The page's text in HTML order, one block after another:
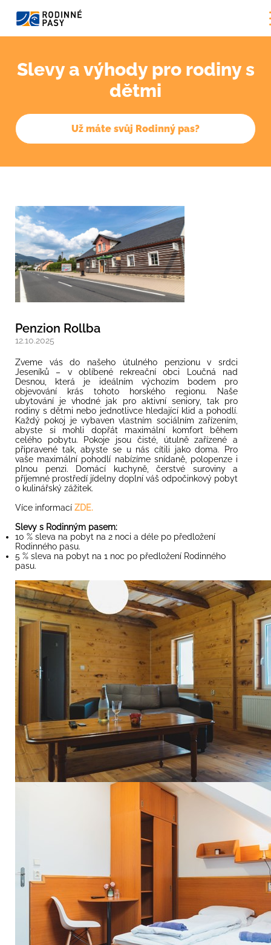
Slevy a výhody pro rodiny s
dětmi
Už máte svůj Rodinný pas?
Penzion Rollba
12.10.2025
Zveme vás do našeho útulného penzionu v srdci
Jeseníků – v oblíbené rekreační obci Loučná nad
Desnou, která je ideálním výchozím bodem pro
objevování krás tohoto horského regionu. Naše
ubytování je vhodné jak pro aktivní seniory, tak pro
rodiny s dětmi nebo jednotlivce hledající klid a pohodlí.
Každý pokoj je vybaven vlastním sociálním zařízením,
abyste si mohli dopřát maximální komfort během
celého pobytu. Pokoje jsou čisté, útulně zařízené a
připravené tak, abyste se u nás cítili jako doma. Pro
vaše maximální pohodlí nabízíme snídaně, polopenze i
plnou penzi. Domácí kuchyně, čerstvé suroviny a
příjemné prostředí jídelny doplní váš odpočinkový pobyt
o kulinářský zážitek.
Více informací ZDE.
Slevy s Rodinným pasem:
10 % sleva na pobyt na 2 noci a déle po předložení
Rodinného pasu.
5 % sleva na pobyt na 1 noc po předložení Rodinného
pasu.